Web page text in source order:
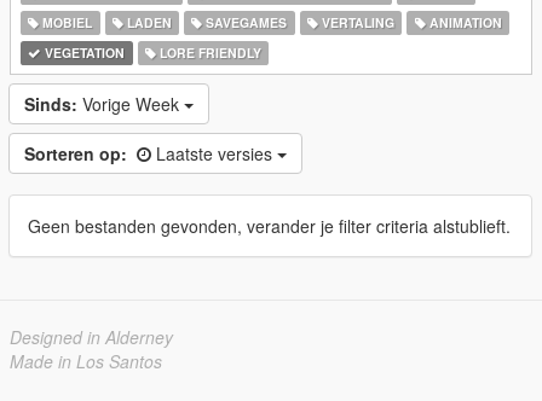
MOBIEL
LADEN SAVEGAMES VERTALING
ANIMATION
VEGETATION
LORE FRIENDLY
Sinds: Vorige Week
Sorteren op: Laatste versies
Geen bestanden gevonden, verander je filter criteria alstublieft.
Designed in Alderney
Made in Los Santos